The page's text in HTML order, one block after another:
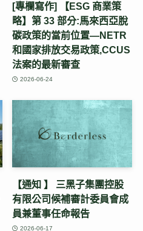
[專欄寫作] 【ESG 商業策
略】第 33 部分:馬來西亞脫
碳政策的當前位置—NETR
和國家排放交易政策,CCUS
法案的最新審查
2026-06-24
【通知 】 三黑子集團控股
有限公司候補審計委員會成
員兼董事任命報告
2026-06-17